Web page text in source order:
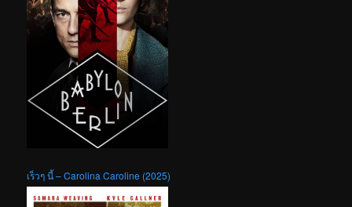
เร็วๆ นี้ – Carolina Caroline (2025)